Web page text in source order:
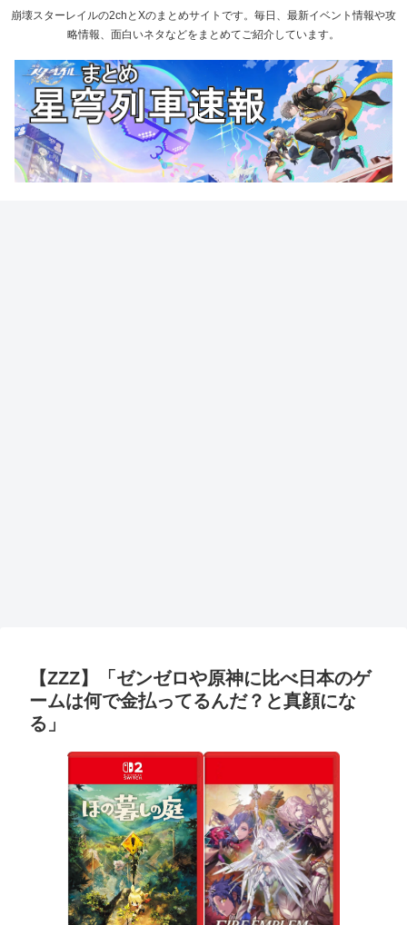
崩壊スターレイルの2chとXのまとめサイトです。毎日、最新イベント情報や攻
略情報、面白いネタなどをまとめてご紹介しています。
【ZZZ】「ゼンゼロや原神に比べ日本のゲ
ームは何で金払ってるんだ？と真顔にな
る」